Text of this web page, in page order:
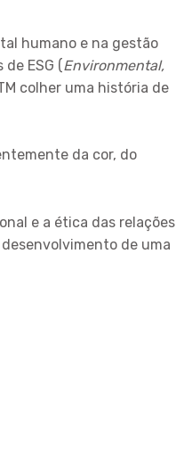
humano e na gestão
ESG (Environmental,
colher uma história de
da cor, do
e a ética das relações
de uma